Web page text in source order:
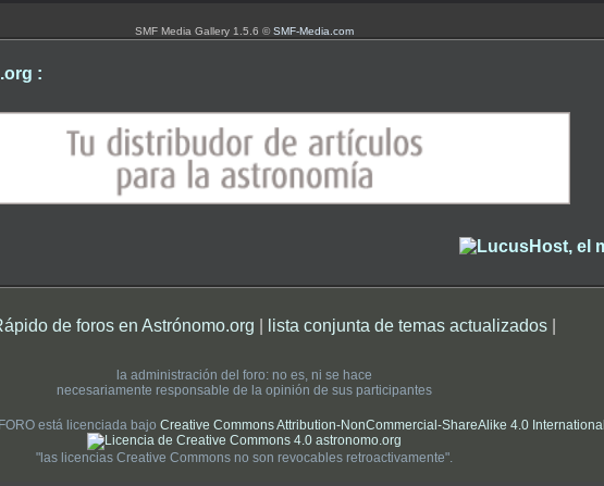
SMF Media Gallery 1.5.6 ©SMF-Media.com
:
de foros en Astrónomo.org | lista conjunta de temas actualizados |
la administración del foro: no es, ni se hace
necesariamente responsable de la opinión de sus participantes
está licenciada bajo Creative Commons Attribution-NonCommercial-ShareAlike 4.0 International
"las licencias Creative Commons no son revocables retroactivamente".